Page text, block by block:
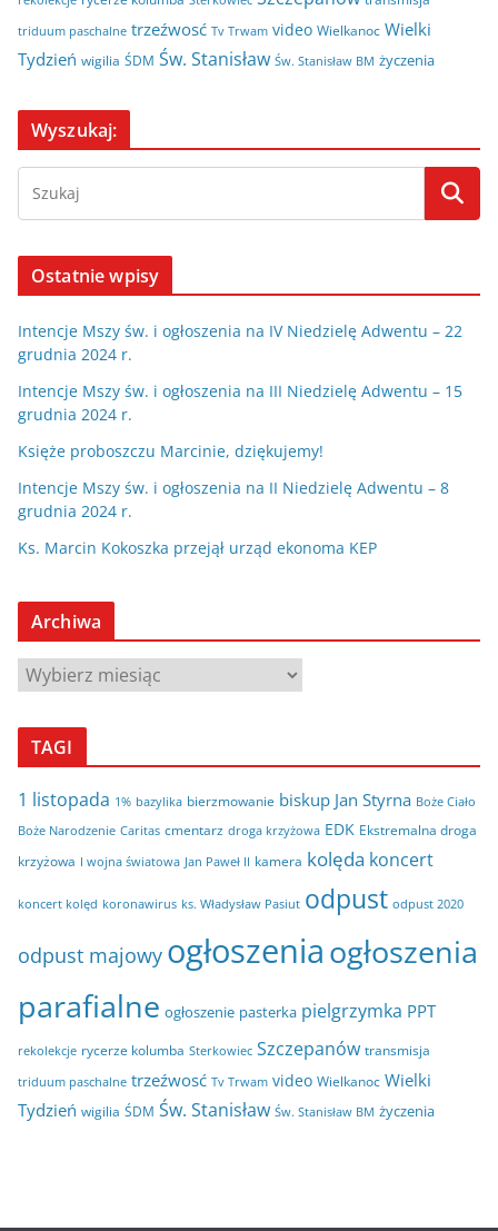
triduum paschalne trzeźwosć Tv Trwam video Wielkanoc Wielki
Tydzień wigilia ŚDM Św. Stanisław Św. Stanisław BM życzenia
Wyszukaj:
Ostatnie wpisy
Intencje Mszy św. i ogłoszenia na IV Niedzielę Adwentu – 22
grudnia 2024 r.
Intencje Mszy św. i ogłoszenia na III Niedzielę Adwentu – 15
grudnia 2024 r.
Księże proboszczu Marcinie, dziękujemy!
Intencje Mszy św. i ogłoszenia na II Niedzielę Adwentu – 8
grudnia 2024 r.
Ks. Marcin Kokoszka przejął urząd ekonoma KEP
Archiwa
A
c
w
a
TAGI
1 listopada 1% bazylika bierzmowanie biskup Jan Styrna Boże Ciało
Boże Narodzenie Caritas cmentarz droga krzyżowa EDK Ekstremalna droga
krzyżowa I wojna światowa Jan Paweł II kamera kolęda koncert
koncert kolęd koronawirus ks. Władysław Pasiut odpust odpust 2020
odpust majowy ogłoszeniaogłoszenia
parafialne ogłoszenie pasterka pielgrzymka PPT
rekolekcje rycerze kolumba Sterkowiec Szczepanów transmisja
triduum paschalne trzeźwosć Tv Trwam video Wielkanoc Wielki
Tydzień wigilia ŚDM Św. Stanisław Św. Stanisław BM życzenia